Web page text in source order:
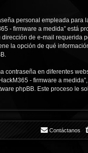
personal empleada para
- firmware a medida” está
de e-mail requerida
la opción de qué
en diferentes
- firmware a
phpBB. Este proceso le
Contáctanos